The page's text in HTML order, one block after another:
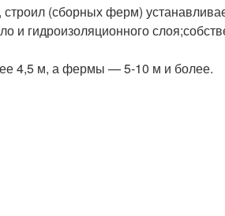
строил (сборных ферм)
и гидроизоляционного
4,5 м, а фермы — 5-10 м и более.